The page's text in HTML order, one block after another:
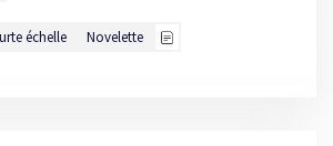
échelle Novelette